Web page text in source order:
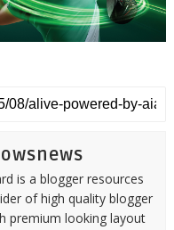
is a blogger resources
of high quality blogger
premium looking layout